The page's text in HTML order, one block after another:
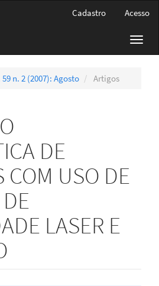
Cadastro Acesso
59 n. 2 (2007): Agosto Artigos
DE
COM USO DE
LASER E